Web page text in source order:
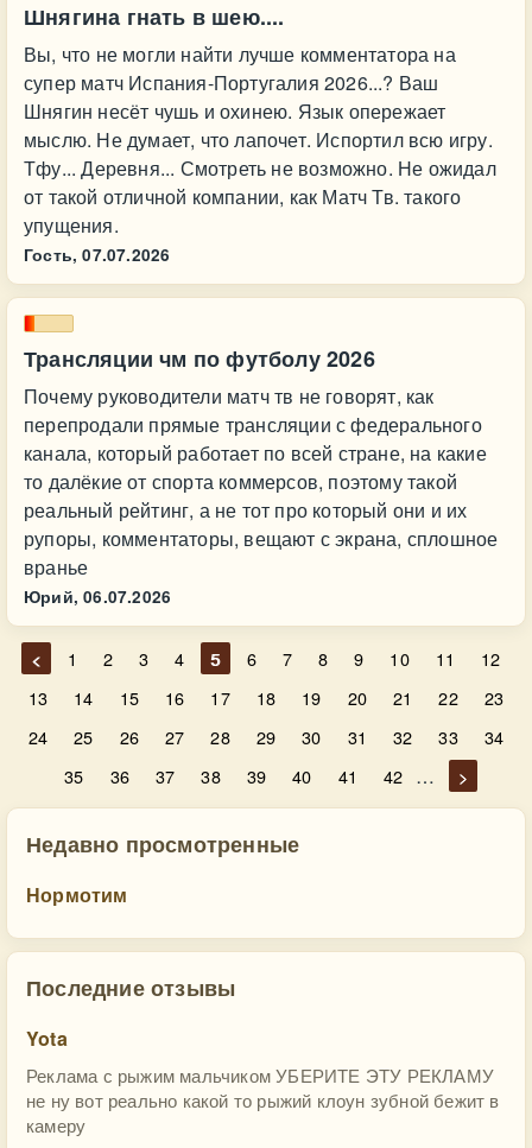
Шнягина гнать в шею....
Вы, что не могли найти лучше комментатора на
супер матч Испания-Португалия 2026...? Ваш
Шнягин несёт чушь и охинею. Язык опережает
мыслю. Не думает, что лапочет. Испортил всю игру.
Тфу... Деревня... Смотреть не возможно. Не ожидал
от такой отличной компании, как Матч Тв. такого
упущения.
Гость, 07.07.2026
Трансляции чм по футболу 2026
Почему руководители матч тв не говорят, как
перепродали прямые трансляции с федерального
канала, который работает по всей стране, на какие
то далёкие от спорта коммерсов, поэтому такой
реальный рейтинг, а не тот про который они и их
рупоры, комментаторы, вещают с экрана, сплошное
вранье
Юрий, 06.07.2026
< 1 2 3 4 5 6 7 8 9 10 11
12
13
14 15 16 17 18 19 20 21 22
23
24
25 26 27 28 29 30 31 32 33
34
35
36 37 38 39 40 41 42 … >
Недавно просмотренные
Нормотим
Последние отзывы
Yota
Реклама с рыжим мальчиком УБЕРИТЕ ЭТУ РЕКЛАМУ
не ну вот реально какой то рыжий клоун зубной бежит в
камеру